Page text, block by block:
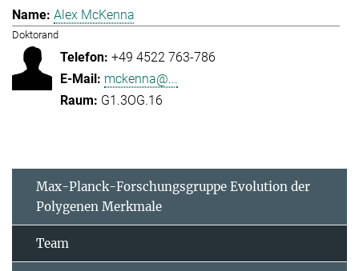
Alex McKenna
Doktorand
+49 4522 763-786
mckenna@...
G1.3OG.16
Max-Planck-Forschungsgruppe Evolution der
Polygenen Merkmale
Team